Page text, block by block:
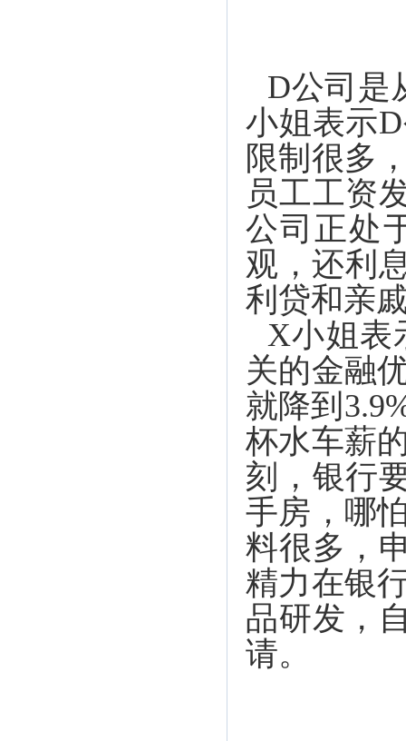
D公司是
小姐表示
限制很多
员工工资
公司正处
观，还利
利贷和亲
X小姐表
关的金融
就降到
杯水车薪
刻，银行
手房，哪
料很多，
精力在银
品研发，
请。